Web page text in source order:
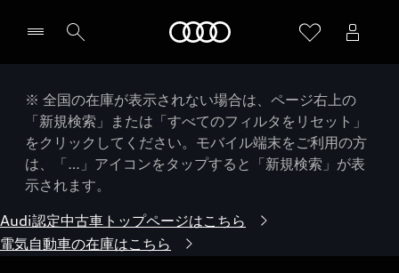
※ 全国の在庫が表示されない場合は、ページ右上の
「新規検索」または「すべてのフィルタをリセット」
をクリックしてください。モバイル端末をご利用の方
は、「…」アイコンをタップすると「新規検索」が表
示されます。
Audi認定中古車トップページはこちら
電気自動車の在庫はこちら